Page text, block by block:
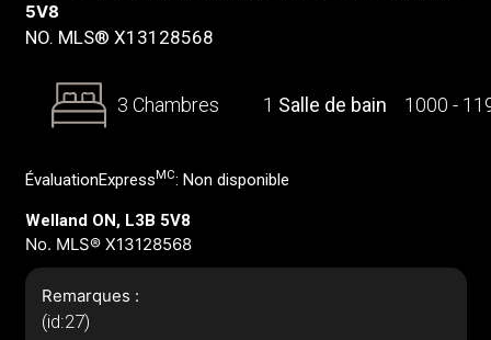
5V8
NO. MLS® X13128568
3 Chambres 1 Salle de bain 1000 -
ÉvaluationExpress MC: Non disponible
Welland ON, L3B 5V8
No. MLS® X13128568
Remarques :
(id:27)